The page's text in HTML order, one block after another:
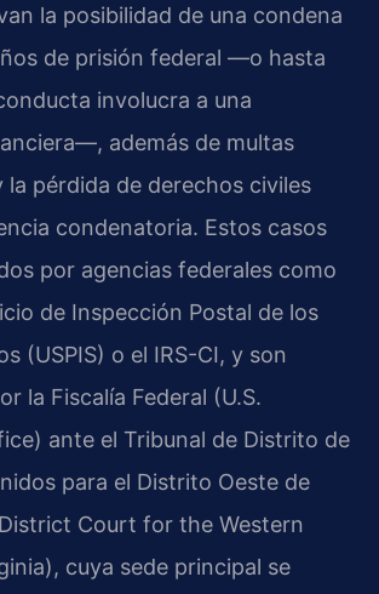
la posibilidad de una condena
de prisión federal —o hasta
involucra a una
además de multas
la pérdida de derechos civiles
condenatoria. Estos casos
por agencias federales como
de Inspección Postal de los
(USPIS) o el IRS-CI, y son
la Fiscalía Federal (U.S.
ante el Tribunal de Distrito de
para el Distrito Oeste de
Court for the Western
cuya sede principal se